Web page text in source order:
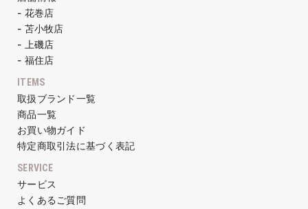
- 花巻店
- 苫小牧店
- 上磯店
- 福住店
ITEMS
取扱ブランド一覧
商品一覧
お買い物ガイド
特定商取引法に基づく表記
SERVICE
サービス
よくあるご質問